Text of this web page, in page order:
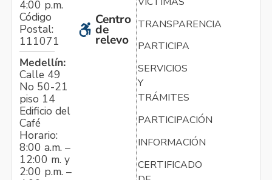
4:00 p.m.
Código
Postal:
111071
Medellín:
Calle 49
No 50-21
piso 14
Edificio del
Café
Horario:
8:00 a.m. –
12:00 m. y
2:00 p.m. –
Centro
de
relevo
TRANSPARENCIA
PARTICIPA
SERVICIOS
Y
TRÁMITES
PARTICIPACIÓN
INFORMACIÓN
CERTIFICADO